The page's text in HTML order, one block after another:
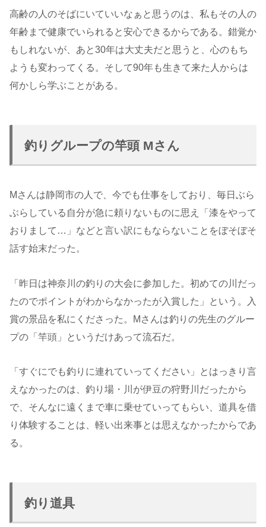
高齢の人のそばにいていいなぁと思うのは、私もその人の
年齢まで健康でいられると安心できるからである。錯覚か
もしれないが、あと30年は大丈夫だと思うと、心のもち
ようも変わってくる。そして90年も生きて来た人からは
何かしら学ぶことがある。
釣りグループの竿頭 Mさん
Mさんは静岡市の人で、今でも仕事をしており、毎日ぶら
ぶらしている自分が急に頼りないものに思え「漆をやって
おりまして…」などと言い訳にもならないことをぼそぼそ
話す始末だった。
「昨日は神奈川の釣りの大会に参加した。初めての川だっ
たのでポイントがわからなかったが入賞した」という。入
賞の景品を私にくださった。Mさんは釣りの先生のグルー
プの「竿頭」というだけあって流石だ。
「すぐにでも釣りに連れていってください」とはっきり言
えなかったのは、釣り場・川が伊豆の狩野川だったから
で、そんなに遠くまで車に乗せていってもらい、道具を借
り体験することは、軽い出来事とは思えなかったからであ
る。
釣り道具